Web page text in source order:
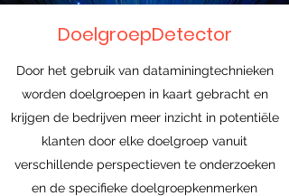
DoelgroepDetector
Door het gebruik van dataminingtechnieken
worden doelgroepen in kaart gebracht en
krijgen de bedrijven meer inzicht in potentiële
klanten door elke doelgroep vanuit
verschillende perspectieven te onderzoeken
en de specifieke doelgroepkenmerken